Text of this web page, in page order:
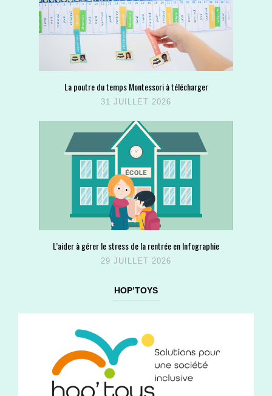
La poutre du temps Montessori à télécharger
31 JUILLET 2026
L’aider à gérer le stress de la rentrée en Infographie
29 JUILLET 2026
HOP’TOYS